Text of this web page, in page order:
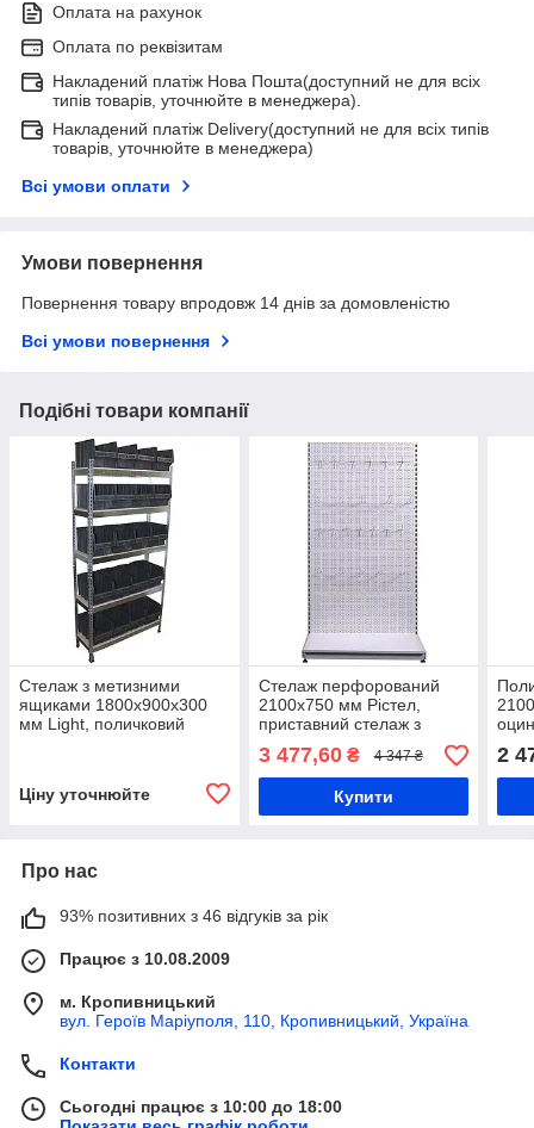
Оплата на рахунок
Оплата по реквізитам
Накладений платіж Нова Пошта(доступний не для всіх
типів товарів, уточнюйте в менеджера).
Накладений платіж Delivery(доступний не для всіх типів
товарів, уточнюйте в менеджера)
Всі умови оплати
Умови повернення
Повернення товару впродовж 14 днів за домовленістю
Всі умови повернення
Подібні товари компанії
Стелаж з метизними
ящиками 1800х900x300
мм Light, поличковий
Ціну уточнюйте
Стелаж перфорований
2100х750 мм Рістел,
приставний стелаж з
перфорованими
панелями, металевий
стелаж торговий для гачків
3 477,60₴ 4 347 ₴
Купити
2
Про нас
93% позитивних з 46 відгуків за рік
Працює з 10.08.2009
м. Кропивницький
вул. Героїв Маріуполя, 110, Кропивницький, Україна
Контакти
Сьогодні працює з 10:00 до 18:00